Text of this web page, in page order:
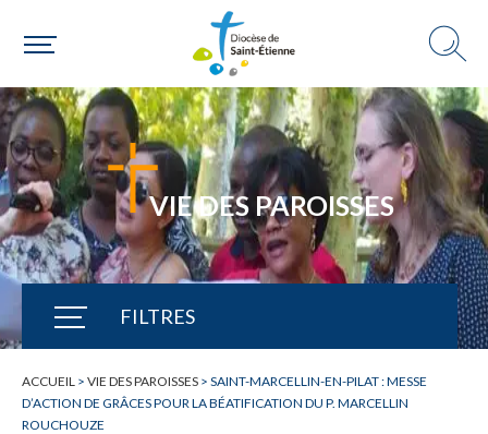
VIE DES PAROISSES
FILTRES
TOUTE L'ACTUALITÉ
ACCUEIL > VIE DES PAROISSES > SAINT-MARCELLIN-EN-PILAT : MESSE
D’ACTION DE GRÂCES POUR LA BÉATIFICATION DU P. MARCELLIN
ROUCHOUZE